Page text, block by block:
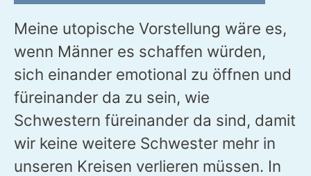
Meine utopische Vorstellung wäre es,
wenn Männer es schaffen würden,
sich einander emotional zu öffnen und
füreinander da zu sein, wie
Schwestern füreinander da sind, damit
wir keine weitere Schwester mehr in
unseren Kreisen verlieren müssen. In